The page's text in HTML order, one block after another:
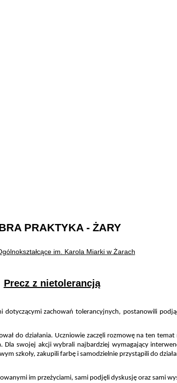
PRAKTYKA - ŻARY
im. Karola Miarki w Żarach
Precz z nietolerancją
zachowań tolerancyjnych, postanowili
do działania. Uczniowie zaczęli rozmowę na ten
Dla swojej akcji wybrali najbardziej wymagający
szkoły, zakupili farbę i samodzielnie przystąpili do
im przeżyciami, sami podjęli dyskusję oraz sami